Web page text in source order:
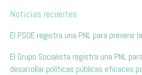
Noticias recientes
El PSOE registra una PNL para prevenir
El Grupo Socialista registra una PNL
desarrollar políticas públicas eficaces